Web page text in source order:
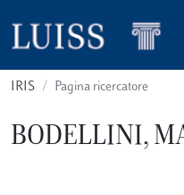
IRIS Pagina ricercatore
BODELLINI,